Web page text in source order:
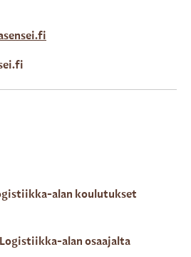
alan koulutukset
alan osaajalta